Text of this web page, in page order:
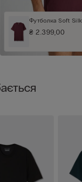
Футболка Soft Silk
₴ 2.399,00